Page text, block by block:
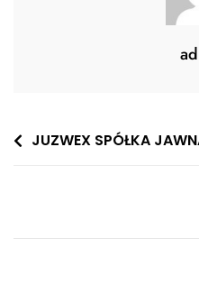
Nawigacja
JUZWEX SPÓŁKA